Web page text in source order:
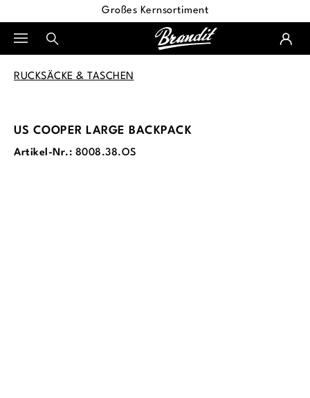
Großes Kernsortiment
RUCKSÄCKE & TASCHEN
US COOPER LARGE BACKPACK
Artikel-Nr.: 8008.38.OS